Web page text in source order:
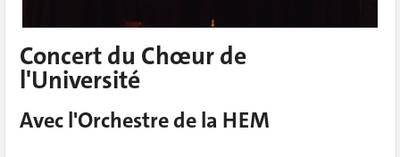
Concert du Chœur de
l'Université
Avec l'Orchestre de la HEM